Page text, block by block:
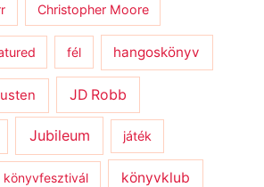
Christopher Moore
fél hangoskönyv
JD Robb
Jubileum játék
könyvfesztivál könyvklub